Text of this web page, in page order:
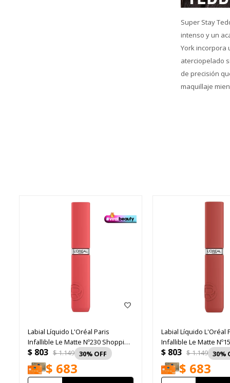
Super Stay
intenso y un
York incorpora
aterciopelado
de precisión
maquillaje
Labial Líquido L'Oréal Paris
Infallible Le Matte Nº230 Shopping
Spree
$ 803 $1.149 30
$ 683
Labial Líquido L'Oréal
Infallible Le Matte
Sunday
$ 803 $1.149 30
$ 683